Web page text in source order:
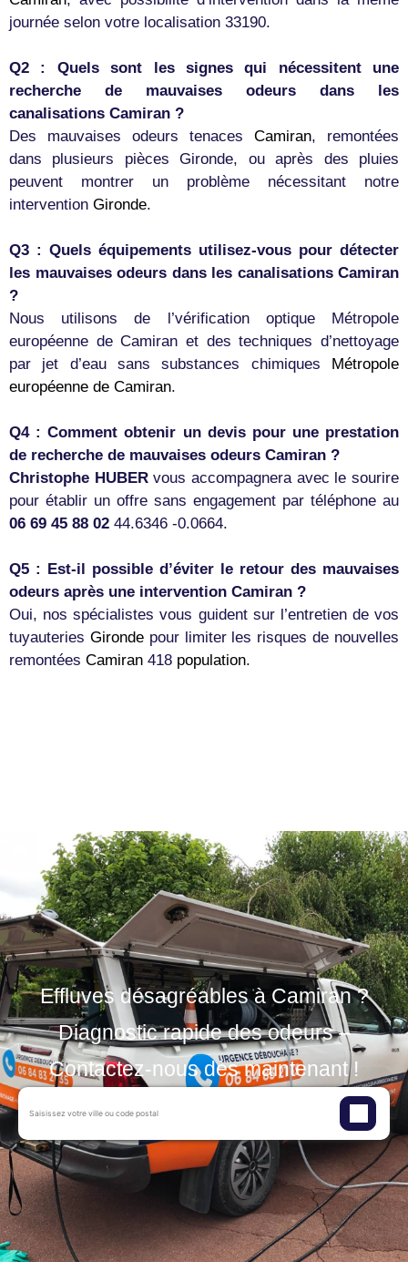
journée selon votre localisation 33190.
Q2 : Quels sont les signes qui nécessitent une
recherche de mauvaises odeurs dans les
canalisations Camiran ?
Des mauvaises odeurs tenaces Camiran, remontées
dans plusieurs pièces Gironde, ou après des pluies
peuvent montrer un problème nécessitant notre
intervention Gironde.
Q3 : Quels équipements utilisez-vous pour détecter
les mauvaises odeurs dans les canalisations Camiran
?
Nous utilisons de l’vérification optique Métropole
européenne de Camiran et des techniques d’nettoyage
par jet d’eau sans substances chimiques
Métropole
européenne de Camiran.
Q4 : Comment obtenir un devis pour une prestation
de recherche de mauvaises odeurs Camiran ?
Christophe HUBERvous accompagnera avec le sourire
pour établir un offre sans engagement par téléphone au
06 69 45 88 02 44.6346 -0.0664.
Q5 : Est-il possible d’éviter le retour des mauvaises
odeurs après une intervention Camiran ?
Oui, nos spécialistes vous guident sur l’entretien de vos
tuyauteries Girondepour limiter les risques de nouvelles
remontées Camiran 418 population.
Effluves désagréables à Camiran ?
Diagnostic rapide des odeurs –
Contactez-nous dès maintenant !